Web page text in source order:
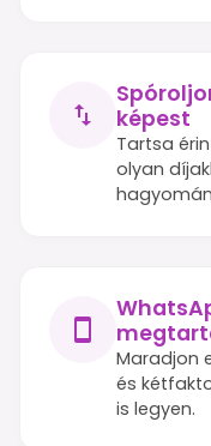
képest
Tartsa
olyan
Maradjon
és
is legyen.